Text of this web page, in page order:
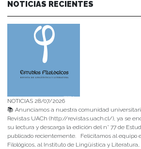
NOTICIAS RECIENTES
NOTICIAS 28/07/2026
📚 Anunciamos a nuestra comunidad
Revistas UACh (http://revistas.uach.cl/), ya se
su lectura y descarga la edición del n° 77 de
publicado recientemente. Felicitamos al equipo
Filológicos, al Instituto de Lingüística y Literatura,